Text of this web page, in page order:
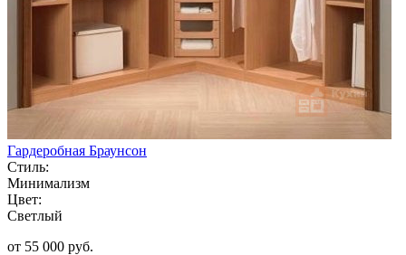
Гардеробная Браунсон
Стиль:
Минимализм
Цвет:
Светлый
от 55 000 руб.